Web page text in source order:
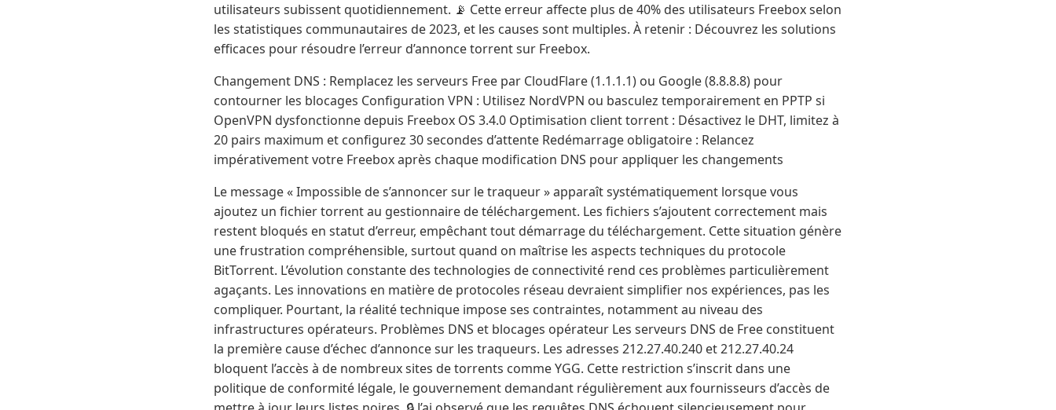
utilisateurs subissent quotidiennement. 📡 Cette erreur affecte plus de 40% des utilisateurs Freebox selon
les statistiques communautaires de 2023, et les causes sont multiples. À retenir : Découvrez les solutions
efficaces pour résoudre l’erreur d’annonce torrent sur Freebox.
Changement DNS : Remplacez les serveurs Free par CloudFlare (1.1.1.1) ou Google (8.8.8.8) pour
contourner les blocages Configuration VPN : Utilisez NordVPN ou basculez temporairement en PPTP si
OpenVPN dysfonctionne depuis Freebox OS 3.4.0 Optimisation client torrent : Désactivez le DHT, limitez à
20 pairs maximum et configurez 30 secondes d’attente Redémarrage obligatoire : Relancez
impérativement votre Freebox après chaque modification DNS pour appliquer les changements
Le message « Impossible de s’annoncer sur le traqueur » apparaît systématiquement lorsque vous
ajoutez un fichier torrent au gestionnaire de téléchargement. Les fichiers s’ajoutent correctement mais
restent bloqués en statut d’erreur, empêchant tout démarrage du téléchargement. Cette situation génère
une frustration compréhensible, surtout quand on maîtrise les aspects techniques du protocole
BitTorrent. L’évolution constante des technologies de connectivité rend ces problèmes particulièrement
agaçants. Les innovations en matière de protocoles réseau devraient simplifier nos expériences, pas les
compliquer. Pourtant, la réalité technique impose ses contraintes, notamment au niveau des
infrastructures opérateurs. Problèmes DNS et blocages opérateur Les serveurs DNS de Free constituent
la première cause d’échec d’annonce sur les traqueurs. Les adresses 212.27.40.240 et 212.27.40.24
bloquent l’accès à de nombreux sites de torrents comme YGG. Cette restriction s’inscrit dans une
politique de conformité légale, le gouvernement demandant régulièrement aux fournisseurs d’accès de